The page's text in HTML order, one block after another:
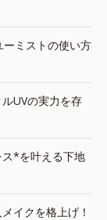
ーミストの使い方
UVの実力を存
ス*を叶える下地
イクを格上げ！